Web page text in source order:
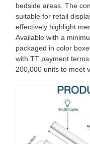
bedside areas. The
suitable for retail
effectively highlight
Available with a
packaged in color
with TT payment
200,000 units to meet